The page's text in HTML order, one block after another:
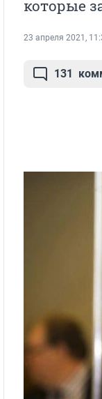
которые
23 апреля 2021,
131